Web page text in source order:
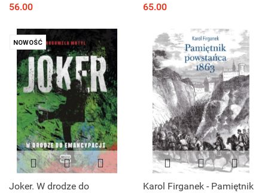
56.00
65.00
NOWOŚĆ
Joker. W drodze do
Karol Firganek - Pamiętnik